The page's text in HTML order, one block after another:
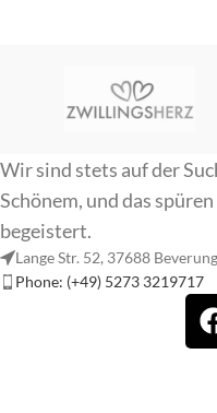
Wir sind stets auf der
Schönem, und das
begeistert.
Lange Str. 52, 37688
Phone: (+49) 5273 3219717